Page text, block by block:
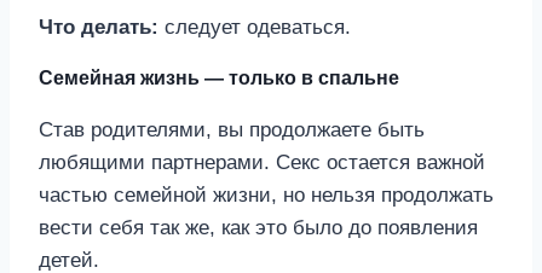
Что делать: следует одеваться.
Семейная жизнь — только в спальне
Став родителями, вы продолжаете быть
любящими партнерами. Секс остается важной
частью семейной жизни, но нельзя продолжать
вести себя так же, как это было до появления
детей.